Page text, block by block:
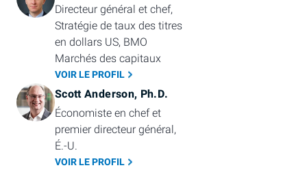
Directeur général et chef,
Stratégie de taux des titres
en dollars US, BMO
Marchés des capitaux
VOIR LE PROFIL
Scott Anderson, Ph.D.
Économiste en chef et
premier directeur général,
É.-U.
VOIR LE PROFIL